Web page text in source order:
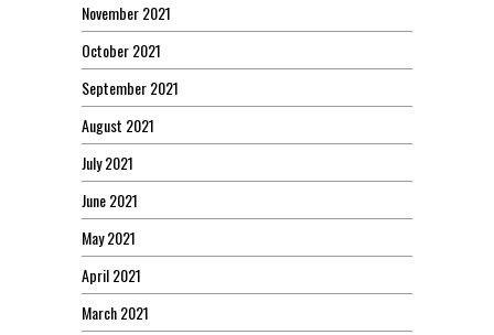
November 2021
October 2021
September 2021
August 2021
July 2021
June 2021
May 2021
April 2021
March 2021